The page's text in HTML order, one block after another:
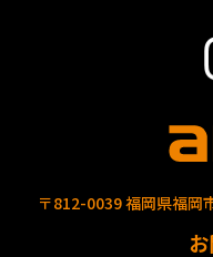
〒812-0039 福岡県福岡